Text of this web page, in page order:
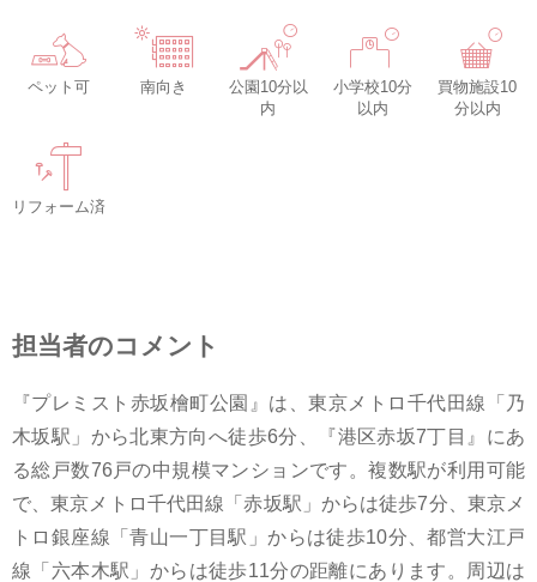
ペット可 南向き
公園10分以
内
小学校10分
以内
買物施設10
分以内
リフォーム済
担当者のコメント
『プレミスト赤坂檜町公園』は、東京メトロ千代田線「乃
木坂駅」から北東方向へ徒歩6分、『港区赤坂7丁目』にあ
る総戸数76戸の中規模マンションです。複数駅が利用可能
で、東京メトロ千代田線「赤坂駅」からは徒歩7分、東京メ
トロ銀座線「青山一丁目駅」からは徒歩10分、都営大江戸
線「六本木駅」からは徒歩11分の距離にあります。周辺は